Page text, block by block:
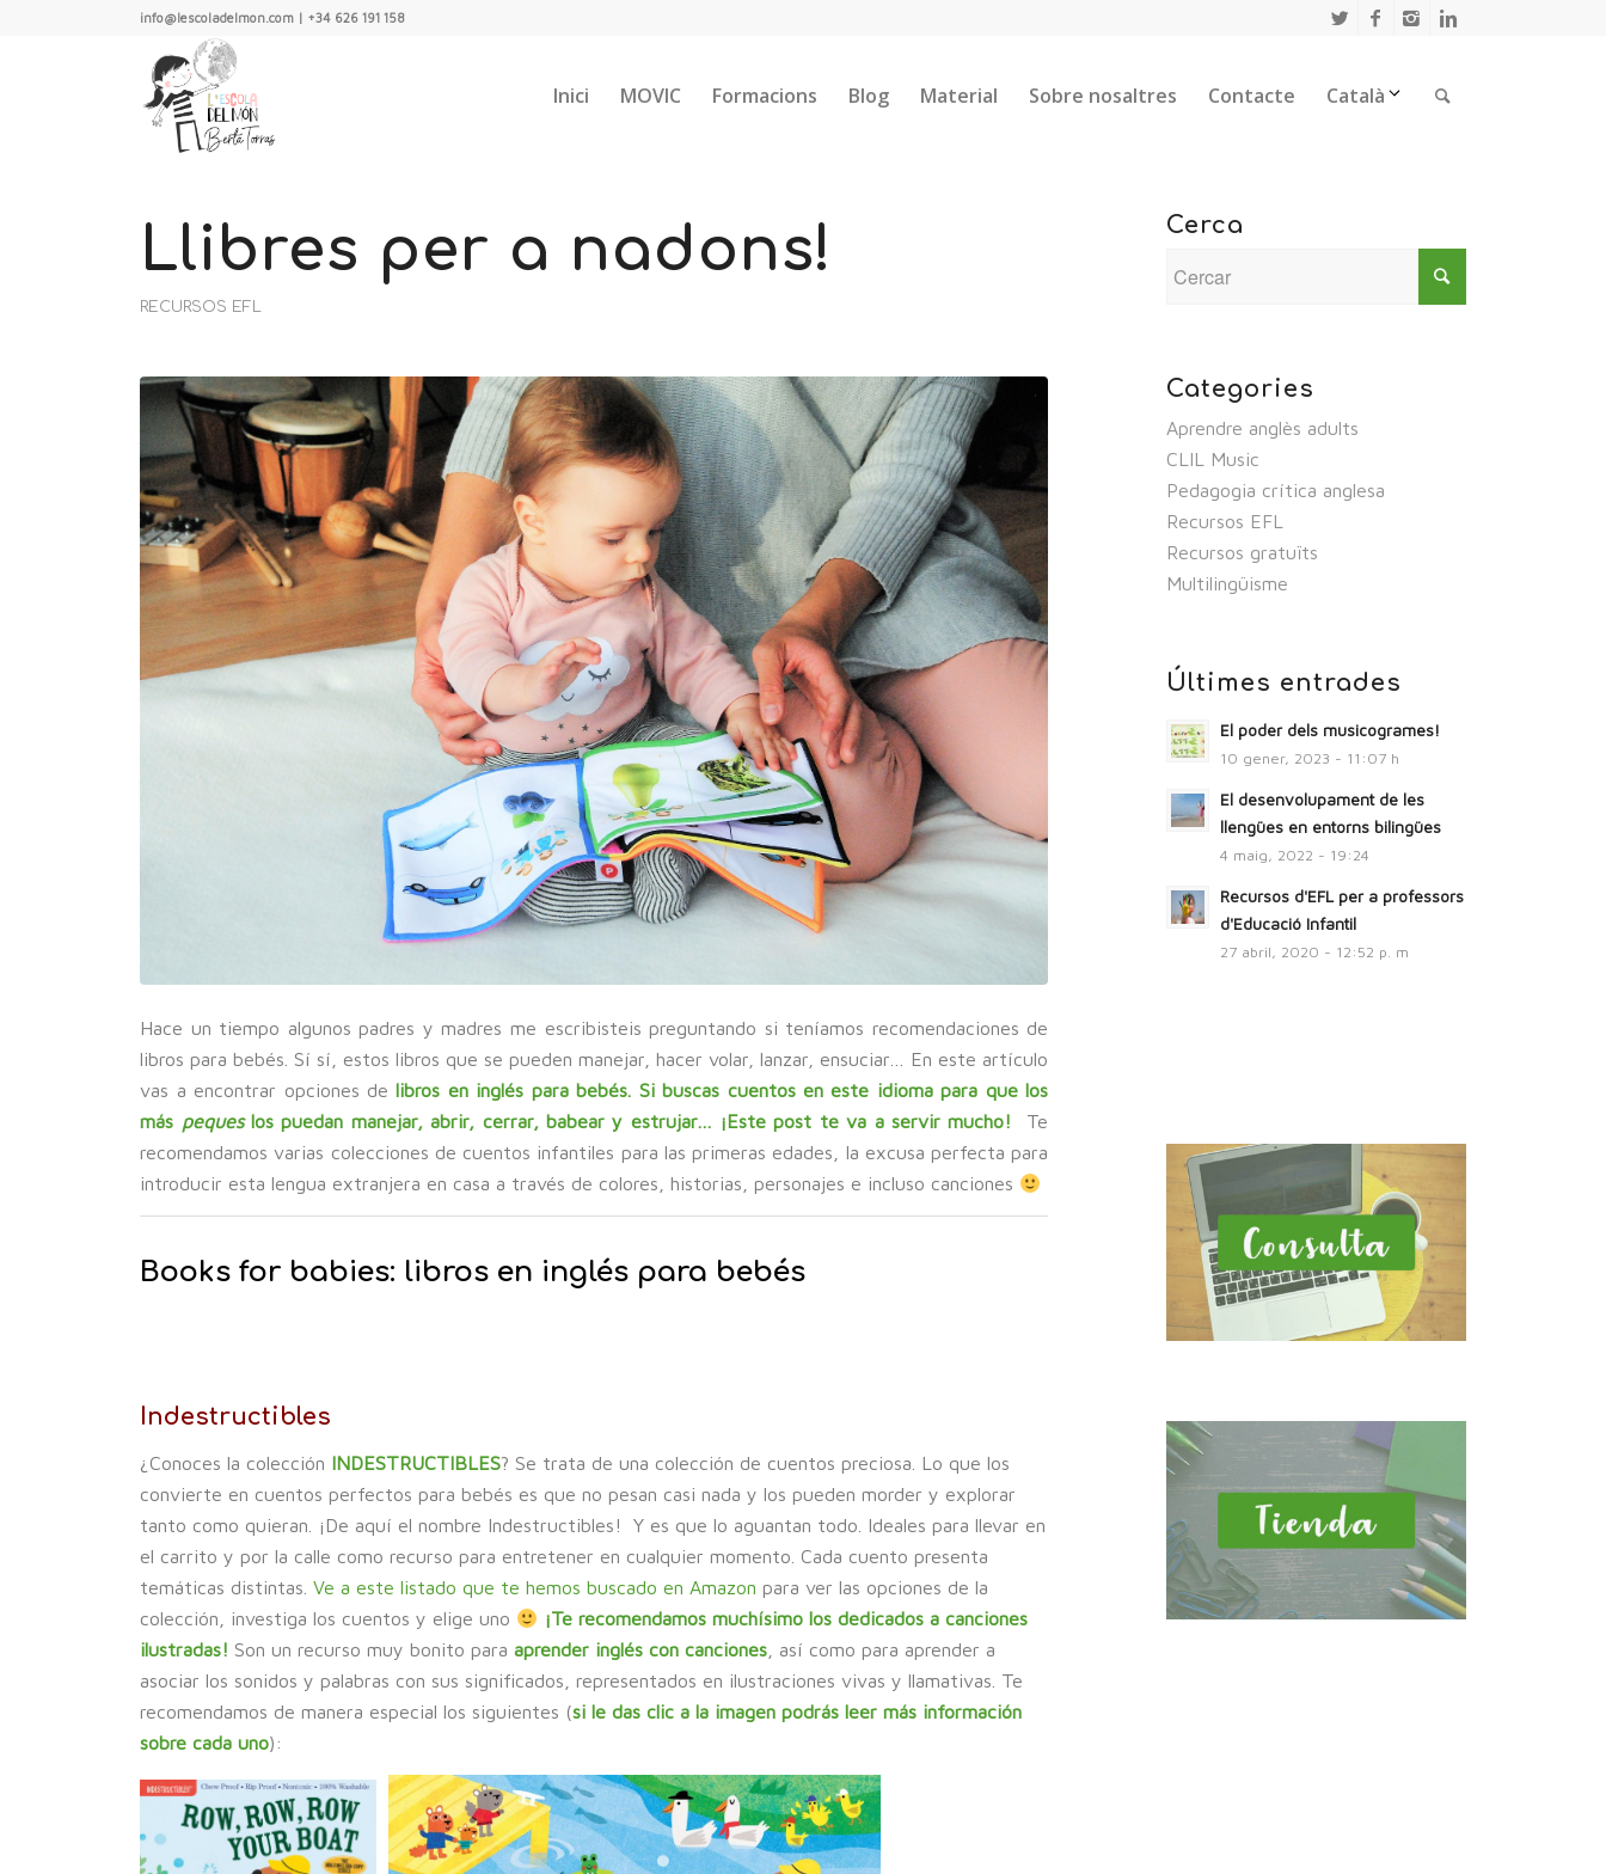
info@lescoladelmon.com | +34 626 191 158
Inici MOVIC Formacions Blog Material Sobre nosaltres Contacte Català
Llibres per a nadons!
RECURSOS EFL
Hace un tiempo algunos padres y madres me escribisteis preguntando si teníamos recomendaciones de
libros para bebés. Sí sí, estos libros que se pueden manejar, hacer volar, lanzar, ensuciar… En este artículo
vas a encontrar opciones de libros en inglés para bebés. Si buscas cuentos en este idioma para que los
más pequeslos puedan manejar, abrir, cerrar, babear y estrujar… ¡Este post te va a servir mucho!
Te
recomendamos varias colecciones de cuentos infantiles para las primeras edades, la excusa perfecta para
introducir esta lengua extranjera en casa a través de colores, historias, personajes e incluso canciones
Books for babies: libros en inglés para bebés
Indestructibles
¿Conoces la colección INDESTRUCTIBLES? Se trata de una colección de cuentos preciosa. Lo que los
convierte en cuentos perfectos para bebés es que no pesan casi nada y los pueden morder y explorar
tanto como quieran. ¡De aquí el nombre Indestructibles! Y es que lo aguantan todo. Ideales para llevar en
el carrito y por la calle como recurso para entretener en cualquier momento. Cada cuento presenta
temáticas distintas.Ve a este listado que te hemos buscado en Amazon para ver las opciones de la
colección, investiga los cuentos y elige uno
¡Te recomendamos muchísimo los dedicados a canciones
ilustradas! Son un recurso muy bonito paraaprender inglés con canciones , así como para aprender a
asociar los sonidos y palabras con sus significados, representados en ilustraciones vivas y llamativas. Te
recomendamos de manera especial los siguientes (si le das clic a la imagen podrás leer más información
sobre cada uno):
Cerca
Categories
Aprendre anglès adults
CLIL Music
Pedagogia crítica anglesa
Recursos EFL
Recursos gratuïts
Multilingüisme
Últimes entrades
El poder dels musicogrames!
10 gener, 2023 - 11:07 h
El desenvolupament de les
llengües en entorns bilingües
4 maig, 2022 - 19:24
Recursos d'EFL per a professors
d'Educació Infantil
27 abril, 2020 - 12:52 p. m